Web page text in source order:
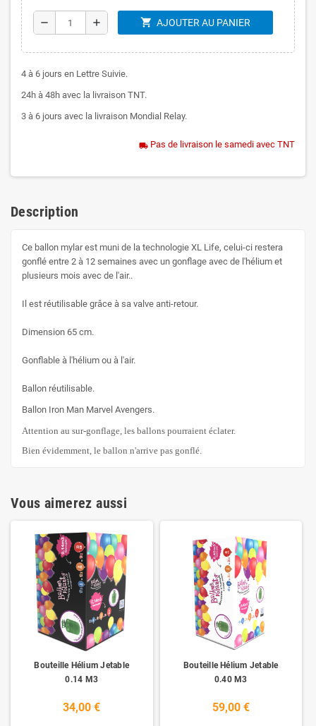
remove add shopping_cart AJOUTER AU PANIER
4 à 6 jours en Lettre Suivie.
24h à 48h avec la livraison TNT.
3 à 6 jours avec la livraison Mondial Relay.
local_shipping Pas de livraison le samedi avec TNT
Description
Ce ballon mylar est muni de la technologie XL Life, celui-ci restera
gonflé entre 2 à 12 semaines avec un gonflage avec de l'hélium et
plusieurs mois avec de l'air..
Il est réutilisable grâce à sa valve anti-retour.
Dimension 65 cm.
Gonflable à l'hélium ou à l'air.
Ballon réutilisable.
Ballon Iron Man Marvel Avengers.
Attention au sur-gonflage, les ballons pourraient éclater.
Bien évidemment, le ballon n'arrive pas gonflé.
Vous aimerez aussi
Bouteille Hélium Jetable
0.14 M3
34,00 €
Bouteille Hélium Jetable
0.40 M3
59,00 €